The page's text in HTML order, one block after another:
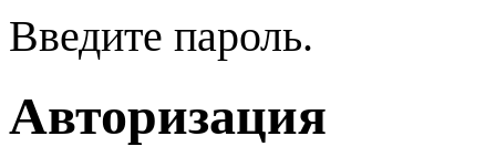
Введите пароль.
Авторизация